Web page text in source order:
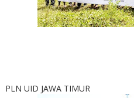
PLN UID JAWA TIMUR